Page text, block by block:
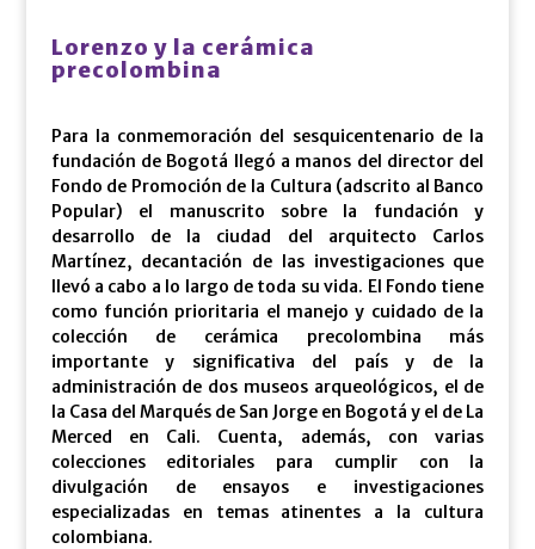
Lorenzo y la cerámica
precolombina
Para la conmemoración del sesquicentenario de la
fundación de Bogotá llegó a manos del director del
Fondo de Promoción de la Cultura (adscrito al Banco
Popular) el manuscrito sobre la fundación y
desarrollo de la ciudad del arquitecto Carlos
Martínez, decantación de las investigaciones que
llevó a cabo a lo largo de toda su vida. El Fondo tiene
como función prioritaria el manejo y cuidado de la
colección de cerámica precolombina más
importante y significativa del país y de la
administración de dos museos arqueológicos, el de
la Casa del Marqués de San Jorge en Bogotá y el de La
Merced en Cali. Cuenta, además, con varias
colecciones editoriales para cumplir con la
divulgación de ensayos e investigaciones
especializadas en temas atinentes a la cultura
colombiana.